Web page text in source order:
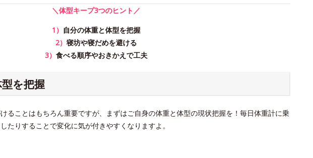
＼体型キープ3つのヒント／
1） 自分の体重と体型を把握
2） 寝坊や寝だめを避ける
3） 食べる順序やおきかえで工夫
を把握
ることはもちろん重要ですが、まずはご自身の体重と体型の現状把握を！毎日体重計に乗
たりすることで変化に気が付きやすくなりますよ。